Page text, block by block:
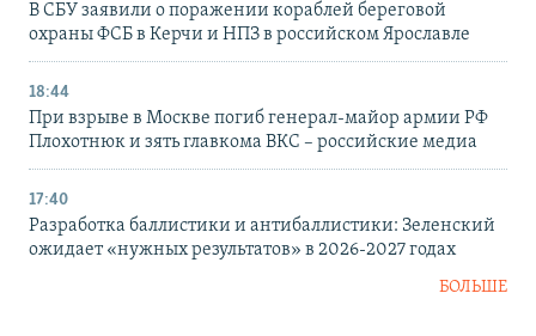
В СБУ заявили о поражении кораблей береговой
охраны ФСБ в Керчи и НПЗ в российском Ярославле
18:44
При взрыве в Москве погиб генерал-майор армии РФ
Плохотнюк и зять главкома ВКС – российские медиа
17:40
Разработка баллистики и антибаллистики: Зеленский
ожидает «нужных результатов» в 2026-2027 годах
БОЛЬШЕ